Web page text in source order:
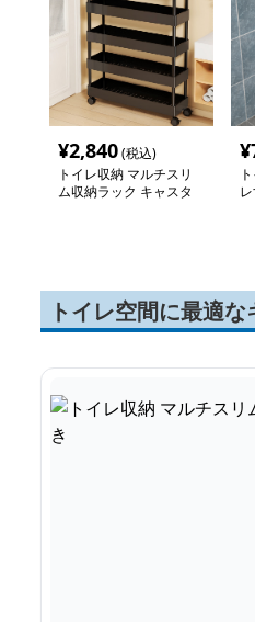
¥2,840(税込)
トイレ収納 マルチスリ
ム収納ラック キャスタ
¥
トイレ空間に最適